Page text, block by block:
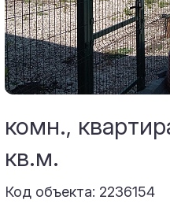
комн.,
кв.м.
Код объекта: 2236154